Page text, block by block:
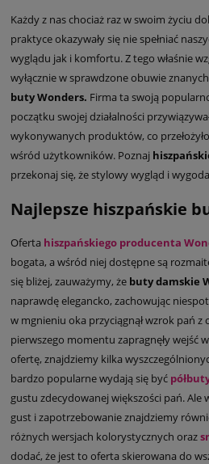
Każdy z nas chociaż raz w swoim życiu
praktyce okazywały się nie spełniać
wyglądu jak i komfortu. Z tego właśnie
wyłącznie w sprawdzone obuwie
buty Wonders. Firma ta swoją
początku swojej działalności
wykonywanych produktów, co
wśród użytkowników. Poznaj
przekonaj się, że stylowy wygląd i
Najlepsze hiszpańskie
Oferta hiszpańskiego producenta
bogata, a wśród niej dostępne są
się bliżej, zauważymy, że buty damskie
naprawdę elegancko, zachowując
w mgnieniu oka przyciągnął wzrok pań z
pierwszego momentu zapragnęły wejść
ofertę, znajdziemy kilka
bardzo popularne wydają się być
gustu zdecydowanej większości pań. Ale
gust i zapotrzebowanie znajdziemy
różnych wersjach kolorystycznych oraz
dodać, że jest to oferta skierowana do